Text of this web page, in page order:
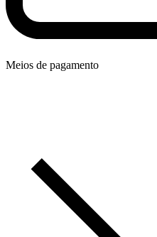
Meios de pagamento